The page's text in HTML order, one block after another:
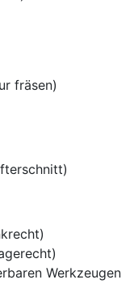
fräsen)
Werkzeugen